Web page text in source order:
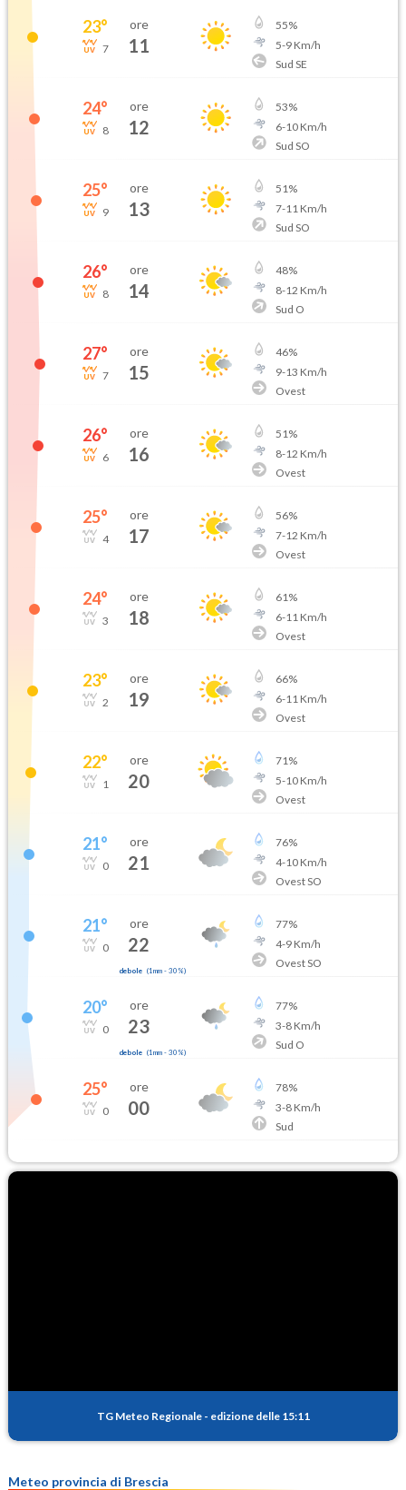
23°
7
ore
11
55%
5-9Km/h
Sud SE
24°
8
ore
12
53%
6-10Km/h
Sud SO
25°
9
ore
13
51%
7-11 Km/h
Sud SO
26°
8
ore
14
48%
8-12 Km/h
Sud O
27°
7
ore
15
46%
9-13 Km/h
Ovest
26°
6
ore
16
51%
8-12 Km/h
Ovest
25°
4
ore
17
56%
7-12 Km/h
Ovest
24°
3
ore
18
61%
6-11 Km/h
Ovest
23°
2
ore
19
66%
6-11 Km/h
Ovest
22°
1
ore
20
71%
5-10Km/h
Ovest
21°
0
ore
21
76%
4-10Km/h
Ovest SO
21°
0
ore
22
debole (1mm- 30 %)
77%
4-9Km/h
Ovest SO
20°
0
ore
23
debole (1mm- 30 %)
77%
3-8Km/h
Sud O
25°
0
ore
00
78%
3-8Km/h
Sud
TG Meteo Regionale - edizione delle 15:11
Meteo provincia di Brescia